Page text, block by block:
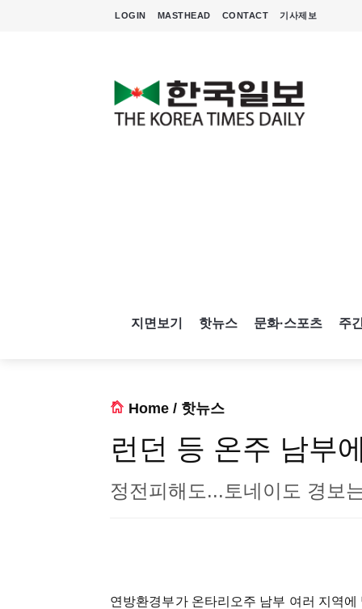
LOGIN MASTHEAD CONTACT 기사제보
지면보기 핫뉴스 문화·스포츠 주
Home / 핫뉴스
런던 등 온주 남부
정전피해도...토네이도 경보
연방환경부가 온타리오주 남부 여러 지역